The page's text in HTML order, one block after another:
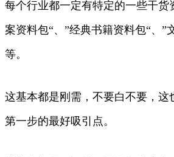
每个行业都一定有特定的一些干货
案资料包“、”经典书籍资料包“、”
等。
这基本都是刚需，不要白不要，这
第一步的最好吸引点。